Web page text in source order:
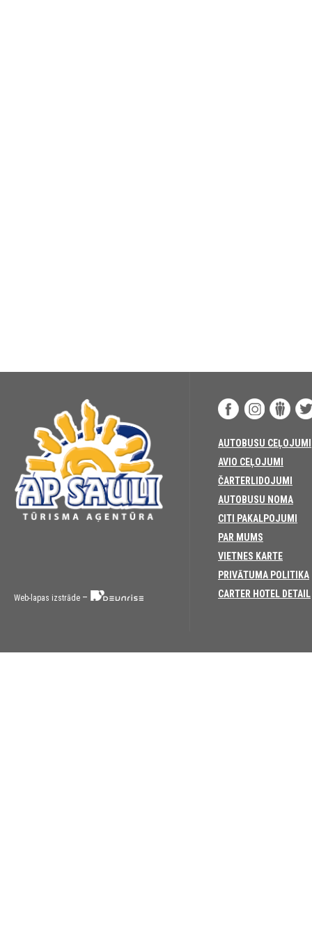
Web-lapas izstrāde –
AUTOBUSU CEĻOJUMI
AVIO CEĻOJUMI
ČARTERLIDOJUMI
AUTOBUSU NOMA
CITI PAKALPOJUMI
PAR MUMS
VIETNES KARTE
PRIVĀTUMA POLITIKA
CARTER HOTEL DETAIL